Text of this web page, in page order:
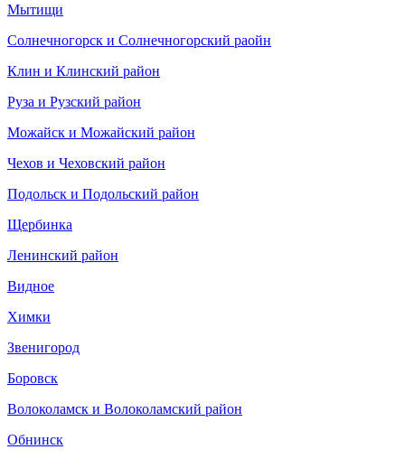
Мытищи
Солнечногорск и Солнечногорский раойн
Клин и Клинский район
Руза и Рузский район
Можайск и Можайский район
Чехов и Чеховский район
Подольск и Подольский район
Щербинка
Ленинский район
Видное
Химки
Звенигород
Боровск
Волоколамск и Волоколамский район
Обнинск